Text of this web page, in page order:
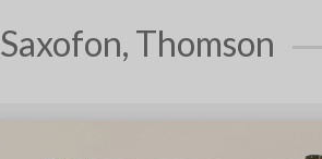
Saxofon, Thomson